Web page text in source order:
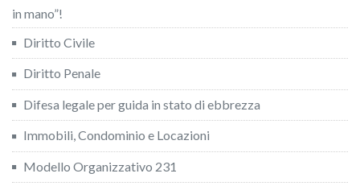
in mano”!
Diritto Civile
Diritto Penale
Difesa legale per guida in stato di ebbrezza
Immobili, Condominio e Locazioni
Modello Organizzativo 231